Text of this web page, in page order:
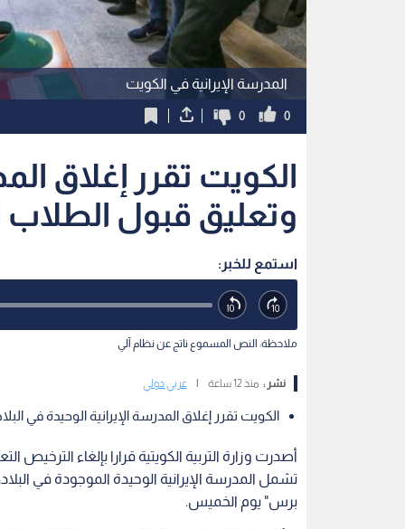
المدرسة الإيرانية في الكويت
0
0
الكويت تقرر إغلاق
وتعليق قبول الطلاب
استمع للخبر:
ملاحظة: النص المسموع ناتج عن نظام آلي
نشر : منذ 12 ساعة عربي دولي
الكويت تقرر إغلاق المدرسة الإيرانية الوحيدة في
أصدرت وزارة التربية الكويتية قرارا بإلغاء الترخيص
تشمل المدرسة الإيرانية الوحيدة الموجودة في
برس" يوم الخميس.